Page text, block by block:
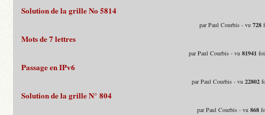
Solution de la grille No 5814
par Paul Courbis - vu728
Mots de 7 lettres
par Paul Courbis - vu81941
Passage en IPv6
par Paul Courbis - vu22802
Solution de la grille N° 804
par Paul Courbis - vu868